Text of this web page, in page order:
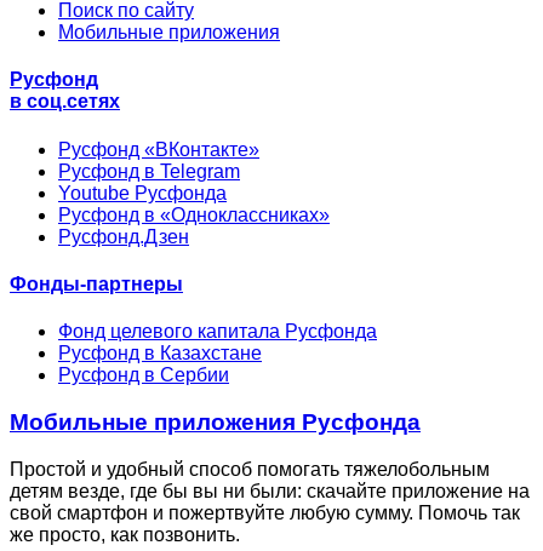
Поиск по сайту
Мобильные приложения
Русфонд
в соц.сетях
Русфонд «ВКонтакте»
Русфонд в Telegram
Youtube Русфонда
Русфонд в «Одноклассниках»
Русфонд.Дзен
Фонды-партнеры
Фонд целевого капитала Русфонда
Русфонд в Казахстане
Русфонд в Сербии
Мобильные приложения Русфонда
Простой и удобный способ помогать тяжелобольным
детям везде, где бы вы ни были: скачайте приложение на
свой смартфон и пожертвуйте любую сумму. Помочь так
же просто, как позвонить.